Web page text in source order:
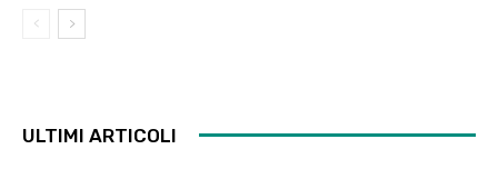
ULTIMI ARTICOLI